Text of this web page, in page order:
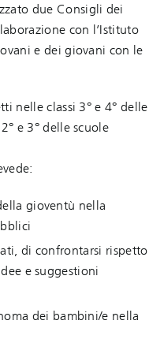
due Consigli dei
con l’Istituto
e dei giovani con le
nelle classi 3° e 4° delle
e 3° delle scuole
gioventù nella
di confrontarsi rispetto
e suggestioni
dei bambini/e nella